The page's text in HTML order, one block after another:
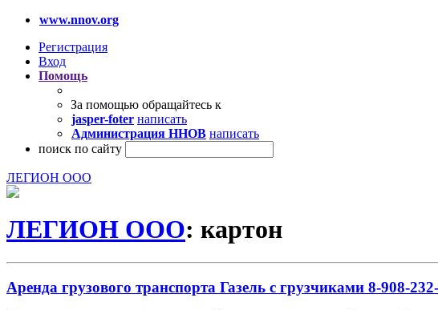
www.nnov.org
Регистрация
Вход
Помощь
За помощью обращайтесь к
jasper-foter написать
Администрация ННОВ написать
поиск по сайту
ЛЕГИОН ООО
ЛЕГИОН ООО: картон
Аренда грузового транспорта Газель с грузчиками 8-908-